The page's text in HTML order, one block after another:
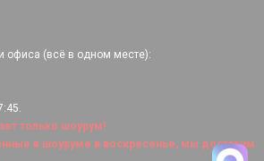
офиса (всё в одном месте):
только шоурум!
в шоуруме в воскресенье, мы доставим